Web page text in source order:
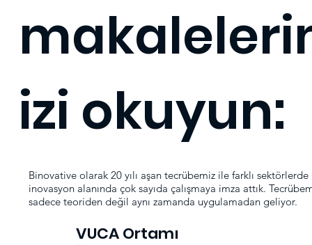
izi okuyun:
Binovative olarak 20 yılı aşan tecrübemiz ile farklı sektörlerde
inovasyon alanında çok sayıda çalışmaya imza attık.
sadece teoriden değil aynı zamanda uygulamadan geliyor.
VUCA Ortamı